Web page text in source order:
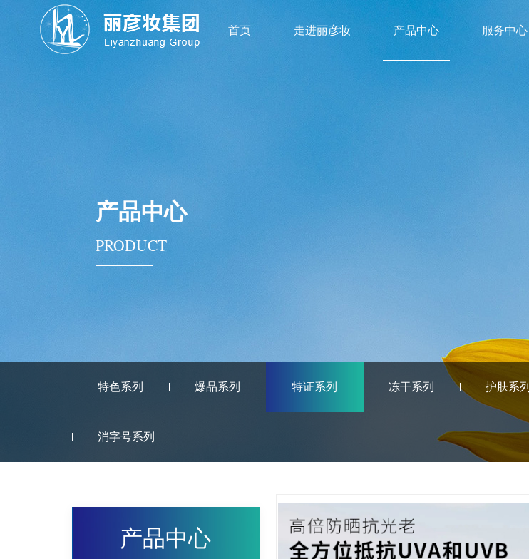
首页 走进丽彦妆 产品中心 服务中心
产品中心
PRODUCT
特色系列 爆品系列 特证系列 冻干系列 护肤系列
消字号系列
产品中心